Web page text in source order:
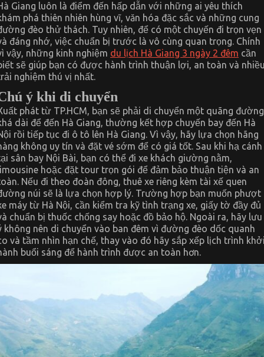
Hà
3
2
Cần
Giang luôn là điểm đến hấp dẫn với những ai yêu thích
phá thiên nhiên hùng vĩ, văn hóa đặc sắc và những cung
đèo thử thách. Tuy nhiên, để có một chuyến đi trọn vẹn
đáng nhớ, việc chuẩn bị trước là vô cùng quan trọng. Chính
vậy, những kinh nghiệm du lịch Hà Giang 3 ngày 2 đêm cần
sẽ giúp bạn có được hành trình thuận lợi, an toàn và
nghiệm thú vị nhất.
ý khi di chuyển
phát từ TP.HCM, bạn sẽ phải di chuyển một quãng đường
dài để đến Hà Giang, thường kết hợp chuyến bay đến Hà
rồi tiếp tục đi ô tô lên Hà Giang. Vì vậy, hãy lựa chọn hãng
không uy tín và đặt vé sớm để có giá tốt. Sau khi hạ cánh
sân bay Nội Bài, bạn có thể đi xe khách giường nằm,
hoặc đặt tour trọn gói để đảm bảo thuận tiện và an
Nếu đi theo đoàn đông, thuê xe riêng kèm tài xế quen
núi sẽ là lựa chọn hợp lý. Trường hợp bạn muốn phượt
máy từ Hà Nội, cần kiểm tra kỹ tình trạng xe, giấy tờ đầy đủ
chuẩn bị thuốc chống say hoặc đồ bảo hộ. Ngoài ra, hãy lưu
không nên di chuyển vào ban đêm vì đường đèo dốc quanh
và tầm nhìn hạn chế, thay vào đó hãy sắp xếp lịch trình
buổi sáng để hành trình được an toàn hơn.